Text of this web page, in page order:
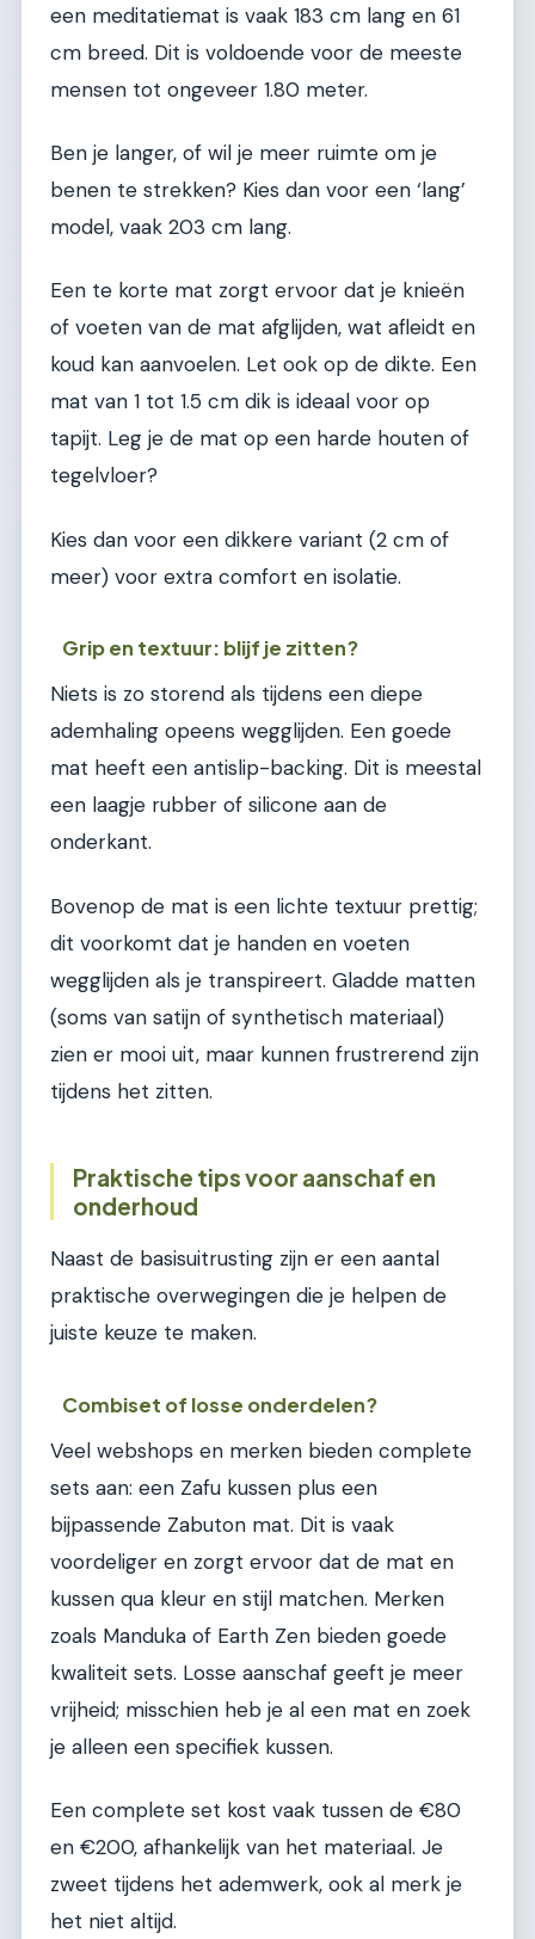
een meditatiemat is vaak 183 cm lang en 61
cm breed. Dit is voldoende voor de meeste
mensen tot ongeveer 1.80 meter.
Ben je langer, of wil je meer ruimte om je
benen te strekken? Kies dan voor een ‘lang’
model, vaak 203 cm lang.
Een te korte mat zorgt ervoor dat je knieën
of voeten van de mat afglijden, wat afleidt en
koud kan aanvoelen. Let ook op de dikte. Een
mat van 1 tot 1.5 cm dik is ideaal voor op
tapijt. Leg je de mat op een harde houten of
tegelvloer?
Kies dan voor een dikkere variant (2 cm of
meer) voor extra comfort en isolatie.
Grip en textuur: blijf je zitten?
Niets is zo storend als tijdens een diepe
ademhaling opeens wegglijden. Een goede
mat heeft een antislip-backing. Dit is meestal
een laagje rubber of silicone aan de
onderkant.
Bovenop de mat is een lichte textuur prettig;
dit voorkomt dat je handen en voeten
wegglijden als je transpireert. Gladde matten
(soms van satijn of synthetisch materiaal)
zien er mooi uit, maar kunnen frustrerend zijn
tijdens het zitten.
Praktische tips voor aanschaf en
onderhoud
Naast de basisuitrusting zijn er een aantal
praktische overwegingen die je helpen de
juiste keuze te maken.
Combiset of losse onderdelen?
Veel webshops en merken bieden complete
sets aan: een Zafu kussen plus een
bijpassende Zabuton mat. Dit is vaak
voordeliger en zorgt ervoor dat de mat en
kussen qua kleur en stijl matchen. Merken
zoals Manduka of Earth Zen bieden goede
kwaliteit sets. Losse aanschaf geeft je meer
vrijheid; misschien heb je al een mat en zoek
je alleen een specifiek kussen.
Een complete set kost vaak tussen de €80
en €200, afhankelijk van het materiaal. Je
zweet tijdens het ademwerk, ook al merk je
het niet altijd.